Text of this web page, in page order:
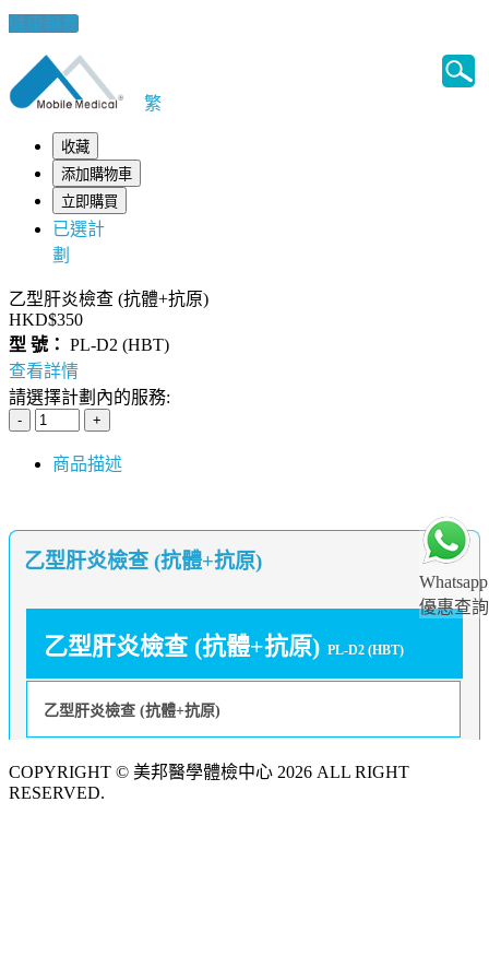
健康錦囊
Whatsapp
優惠查詢
繁
收藏
添加購物車
立即購買
已選計
劃
乙型肝炎檢查 (抗體+抗原)
HKD$350
型 號： PL-D2 (HBT)
查看詳情
請選擇計劃內的服務:
商品描述
乙型肝炎檢查 (抗體+抗原)
乙型肝炎檢查 (抗體+抗原) PL-D2 (HBT)
乙型肝炎檢查 (抗體+抗原)
COPYRIGHT © 美邦醫學體檢中心 2026 ALL RIGHT
RESERVED.